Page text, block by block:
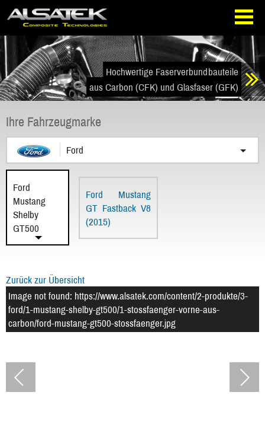
Direkt
Navigation
springen
Direkt
zum
Inhalt
springen
Hochwertige Faserverbundbauteile
aus Carbon (CFK) und Glasfaser (GFK)
Ihre Fahrzeugmarke
Ford
Ford
Mustang
Shelby
GT500
Ford Mustang
GT Fastback V8
(2015)
Zurück zur Übersicht
Image not found: https://www.alsatek.com/content/2-produkte/3-
ford/1-mustang-shelby-gt500/1-stossfaenger-vorne-aus-
carbon/ford-mustang-gt500-stossfaenger.jpg